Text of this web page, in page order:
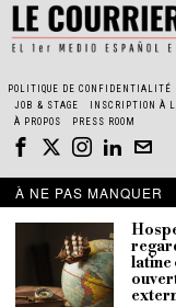
POLITIQUE DE CONFIDENTIALITÉ
JOB & STAGE
INSCRIPTION À
À PROPOS
PRESS ROOM
À NE PAS MANQUER
latine